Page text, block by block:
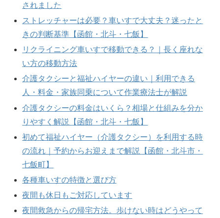
されました
ストレッチャーは必要？車いすで大丈夫？迷ったと
きの判断基準【函館・北斗・七飯】
リクライニング車いすで移動できる？｜長く座れな
い方の移動方法
介護タクシーと福祉ハイヤーの違い｜利用できる
人・料金・家族同乗について作業療法士が解説
介護タクシーの料金はいくら？相場と仕組みを分か
りやすく解説【函館・北斗・七飯】
初めて福祉ハイヤー（介護タクシー）を利用する時
の流れ｜予約からお迎えまで解説【函館・北斗市・
七飯町】
各種車いすの特徴と選び方
夜間も休日もご対応しています
夜間救急からの帰宅方法。歩けない時はどうやって